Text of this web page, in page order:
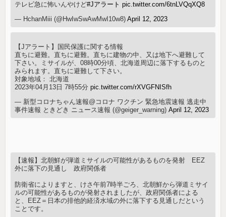
テレビ急に怖いんやけど#Jアラート pic.twitter.com/6tnLVQqXQ8
— HchanMiii (@HwIwSwAwMwI10w8)April 12, 2023
【Jアラート】国民保護に関する情報
直ちに避難。直ちに避難。直ちに建物の中、又は地下へ避難して
下さい。ミサイルが、08時00分頃、北海道周辺に落下するものと
みられます。直ちに避難して下さい。
対象地域： 北海道
2023年04月13日 7時55分pic.twitter.com/rXVGFNISfh
— 新型コロナちゃん速報@コロナ ワクチン 緊急地震速報 逃走中
事件速報 ときどき ニュース速報 (@geiger_warning)April 12, 2023
【速報】北朝鮮が弾道ミサイルの可能性があるものを発射 EEZ
外に落下の見通し 政府関係者
防衛省によりますと、けさ午前7時半ごろ、北朝鮮から弾道ミサイ
ルの可能性があるものが発射されましたが、政府関係者による
と、EEZ＝日本の排他的経済水域の外に落下する見通しだという
ことです。